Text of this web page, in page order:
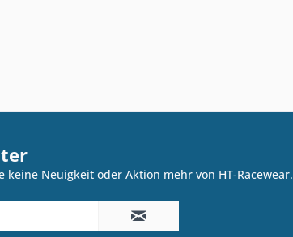
Neuigkeit oder Aktion mehr von HT-Racewear.